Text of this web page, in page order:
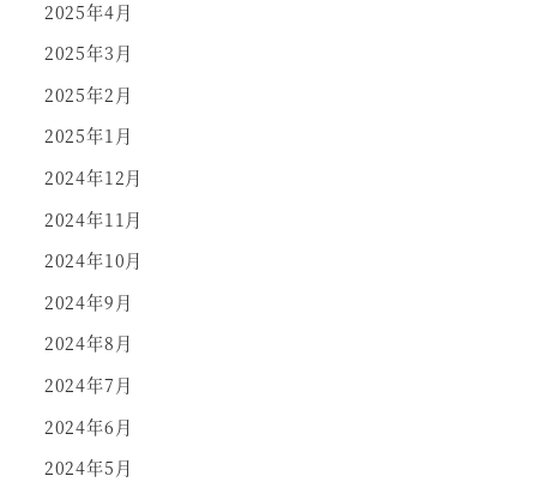
2025年4月
2025年3月
2025年2月
2025年1月
2024年12月
2024年11月
2024年10月
2024年9月
2024年8月
2024年7月
2024年6月
2024年5月